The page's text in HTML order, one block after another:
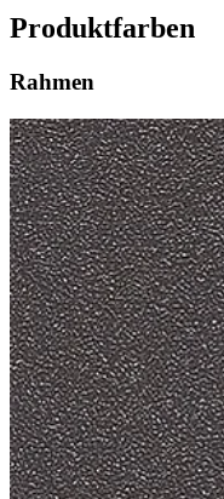
Produktfarben
Rahmen